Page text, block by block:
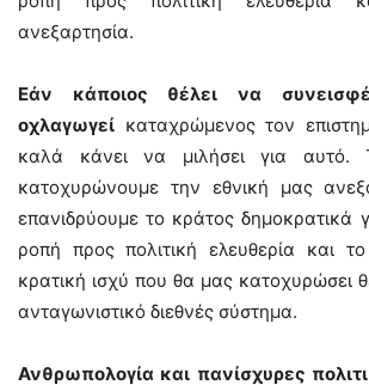
ανεξαρτησία.
Εάν κάποιος θέλει να
οχλαγωγεί καταχρώμενος τον
καλά κάνει να μιλήσει για
κατοχυρώνουμε την εθνική μας
επανιδρύουμε το κράτος δημοκρατικά
ροπή προς πολιτική ελευθερία και
κρατική ισχύ που θα μας κατοχυρώσει
ανταγωνιστικό διεθνές σύστημα.
Ανθρωπολογία και πανίσχυρες